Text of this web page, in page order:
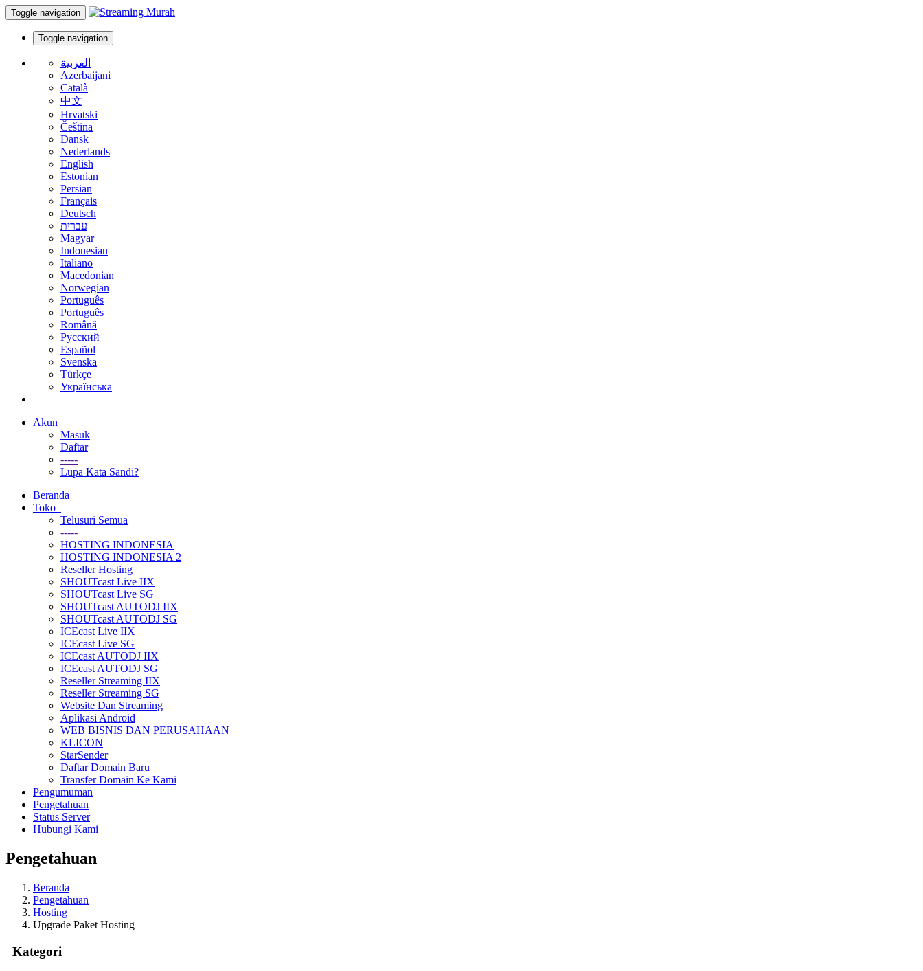
Toggle navigation
Toggle navigation
العربية
Azerbaijani
Català
中文
Hrvatski
Čeština
Dansk
Nederlands
English
Estonian
Persian
Français
Deutsch
עברית
Magyar
Indonesian
Italiano
Macedonian
Norwegian
Português
Português
Română
Русский
Español
Svenska
Türkçe
Українська
Akun
Masuk
Daftar
-----
Lupa Kata Sandi?
Beranda
Toko
Telusuri Semua
-----
HOSTING INDONESIA
HOSTING INDONESIA 2
Reseller Hosting
SHOUTcast Live IIX
SHOUTcast Live SG
SHOUTcast AUTODJ IIX
SHOUTcast AUTODJ SG
ICEcast Live IIX
ICEcast Live SG
ICEcast AUTODJ IIX
ICEcast AUTODJ SG
Reseller Streaming IIX
Reseller Streaming SG
Website Dan Streaming
Aplikasi Android
WEB BISNIS DAN PERUSAHAAN
KLICON
StarSender
Daftar Domain Baru
Transfer Domain Ke Kami
Pengumuman
Pengetahuan
Status Server
Hubungi Kami
Pengetahuan
Beranda
Pengetahuan
Hosting
Upgrade Paket Hosting
Kategori